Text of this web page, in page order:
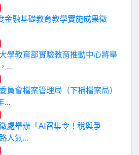
金融基礎教育教學實施成果徵
學教育部實驗教育推動中心將舉
...
員會檔案管理局（下稱檔案局）
...
處舉辦「AI召集令！稅與爭
人氣...